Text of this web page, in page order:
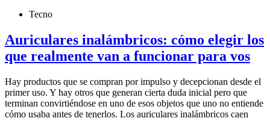
Tecno
Auriculares inalámbricos: cómo elegir los
que realmente van a funcionar para vos
Hay productos que se compran por impulso y decepcionan desde el
primer uso. Y hay otros que generan cierta duda inicial pero que
terminan convirtiéndose en uno de esos objetos que uno no entiende
cómo usaba antes de tenerlos. Los auriculares inalámbricos caen